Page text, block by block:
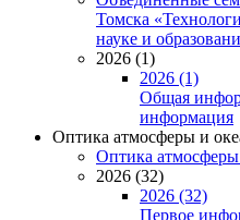
Томска
науке и
2026 (1)
2026 (1)
Общая
информация
Оптика атмосферы и
Оптика атмосферы
2026 (32)
2026 (32)
Первое